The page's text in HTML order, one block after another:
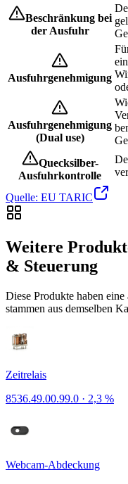
Beschränkung bei
der Ausfuhr
Ausfuhrgenehmigung
Ausfuhrgenehmigung
(Dual use)
Quecksilber-
Ausfuhrkontrolle
Quelle: EU TARIC
Weitere
& Steuerung
Diese Produkte haben
stammen aus demselben
Zeitrelais
8536.49.00.99.0 · 2,3 %
Webcam-Abdeckung